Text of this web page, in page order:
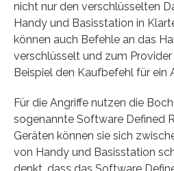
nicht nur den verschlüsselten
Handy und Basisstation in
können auch Befehle an das
verschlüsselt und zum
Beispiel den Kaufbefehl für ein
Für die Angriffe nutzen die
sogenannte Software Defined
Geräten können sie sich
von Handy und Basisstation
denkt, dass das Software